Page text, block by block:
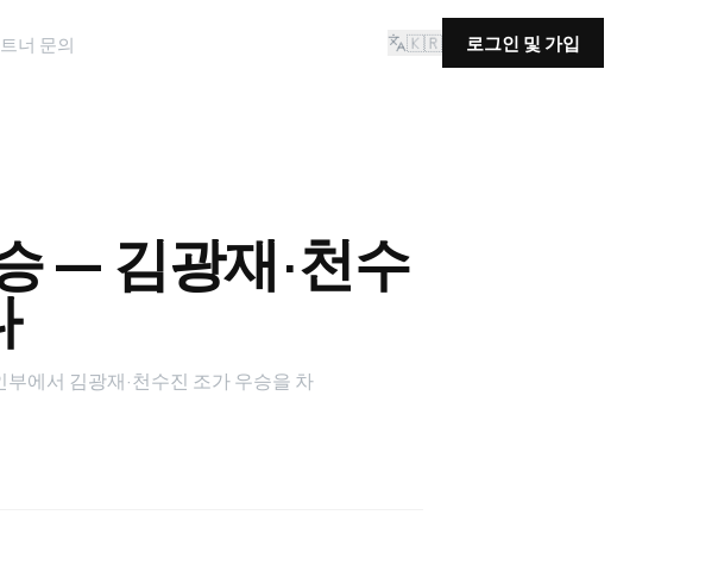
너 문의 🇰🇷 로그인 및 가입
— 김광재·천수
에서 김광재·천수진 조가 우승을 차